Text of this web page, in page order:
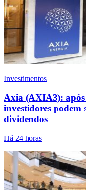
Investimentos
Axia (AXIA3):
investidores podem
dividendos
Há 24 horas